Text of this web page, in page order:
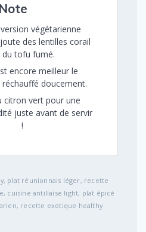
Note
végétarienne
des lentilles corail
du tofu fumé.
encore meilleur le
doucement.
citron vert pour une
juste avant de servir
!
plat réunionnais léger, recette
cuisine antillaise light, plat épicé
recette exotique healthy